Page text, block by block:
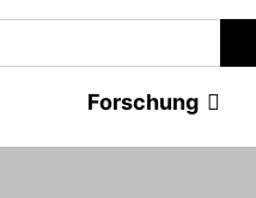
Forschung